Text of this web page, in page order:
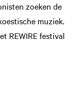
zoeken de
muziek.
REWIRE festival